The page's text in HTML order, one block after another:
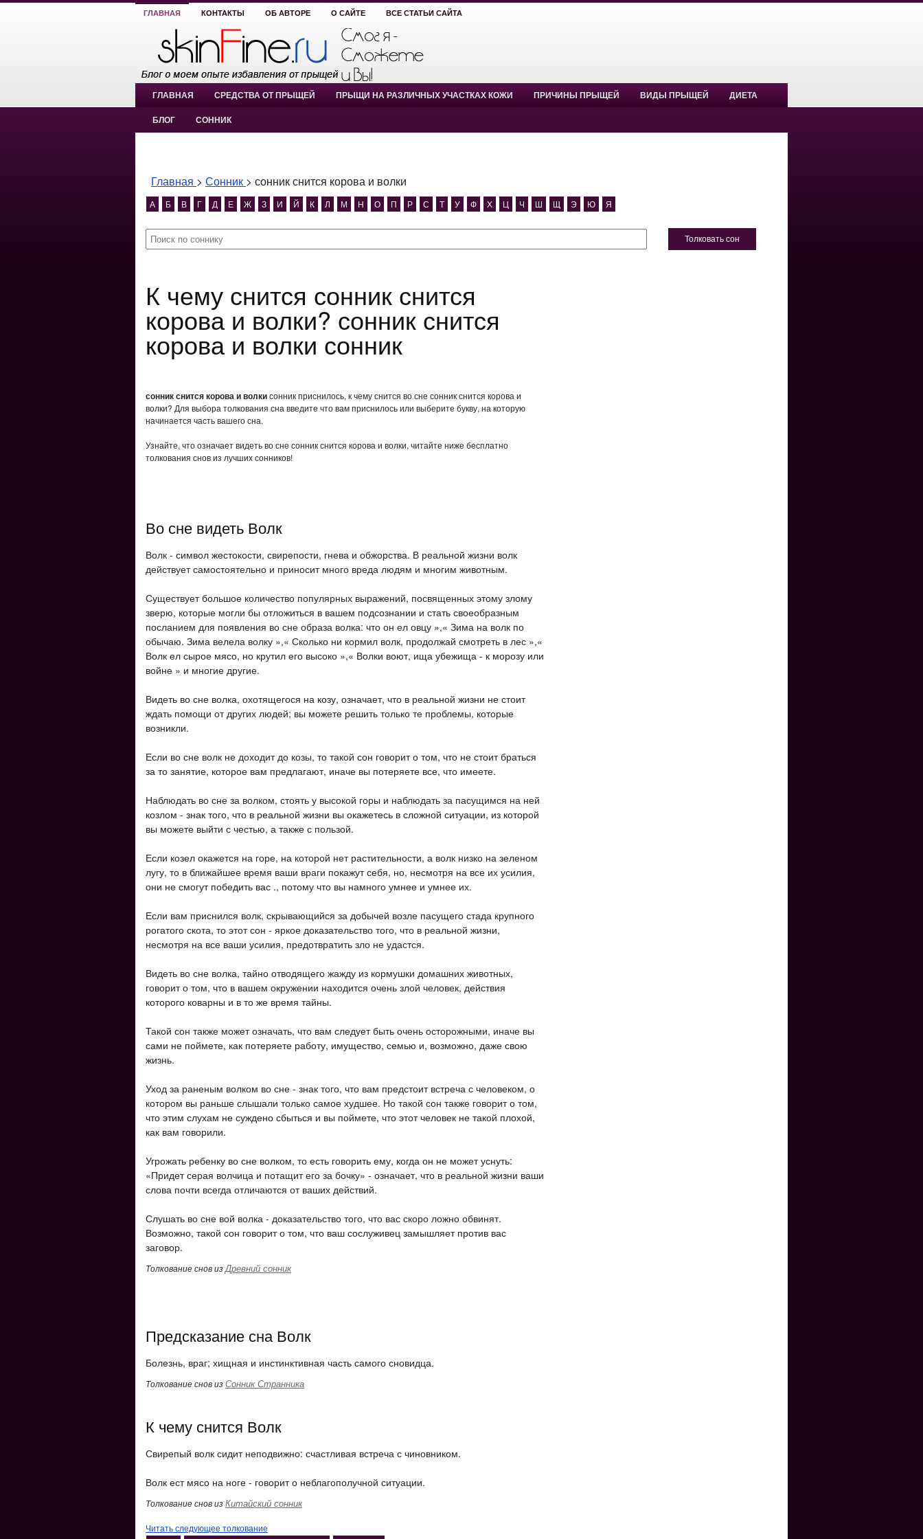
ГЛАВНАЯ КОНТАКТЫ ОБ АВТОРЕ О САЙТЕ ВСЕ СТАТЬИ САЙТА
ГЛАВНАЯ СРЕДСТВА ОТ ПРЫЩЕЙ ПРЫЩИ НА РАЗЛИЧНЫХ УЧАСТКАХ КОЖИ ПРИЧИНЫ ПРЫЩЕЙ ВИДЫ ПРЫЩЕЙ ДИЕТА
БЛОГ СОННИК
Главная > Сонник > сонник снится корова и волки
А Б В Г Д Е Ж З И Й К Л М Н О П Р С Т У Ф Х Ц Ч Ш Щ Э Ю Я
Толковать сон
К чему снится сонник снится
корова и волки? сонник снится
корова и волки сонник
сонник снится корова и волкисонник приснилось, к чему снится во сне сонник снится корова и
волки? Для выбора толкования сна введите что вам приснилось или выберите букву, на которую
начинается часть вашего сна.
Узнайте, что означает видеть во сне сонник снится корова и волки, читайте ниже бесплатно
толкования снов из лучших сонников!
Во сне видеть Волк
Волк - символ жестокости, свирепости, гнева и обжорства. В реальной жизни волк
действует самостоятельно и приносит много вреда людям и многим животным.
Существует большое количество популярных выражений, посвященных этому злому
зверю, которые могли бы отложиться в вашем подсознании и стать своеобразным
посланием для появления во сне образа волка: что он ел овцу »,« Зима на волк по
обычаю. Зима велела волку »,« Сколько ни кормил волк, продолжай смотреть в лес »,«
Волк ел сырое мясо, но крутил его высоко »,« Волки воют, ища убежища - к морозу или
войне » и многие другие.
Видеть во сне волка, охотящегося на козу, означает, что в реальной жизни не стоит
ждать помощи от других людей; вы можете решить только те проблемы, которые
возникли.
Если во сне волк не доходит до козы, то такой сон говорит о том, что не стоит браться
за то занятие, которое вам предлагают, иначе вы потеряете все, что имеете.
Наблюдать во сне за волком, стоять у высокой горы и наблюдать за пасущимся на ней
козлом - знак того, что в реальной жизни вы окажетесь в сложной ситуации, из которой
вы можете выйти с честью, а также с пользой.
Если козел окажется на горе, на которой нет растительности, а волк низко на зеленом
лугу, то в ближайшее время ваши враги покажут себя, но, несмотря на все их усилия,
они не смогут победить вас ., потому что вы намного умнее и умнее их.
Если вам приснился волк, скрывающийся за добычей возле пасущего стада крупного
рогатого скота, то этот сон - яркое доказательство того, что в реальной жизни,
несмотря на все ваши усилия, предотвратить зло не удастся.
Видеть во сне волка, тайно отводящего жажду из кормушки домашних животных,
говорит о том, что в вашем окружении находится очень злой человек, действия
которого коварны и в то же время тайны.
Такой сон также может означать, что вам следует быть очень осторожными, иначе вы
сами не поймете, как потеряете работу, имущество, семью и, возможно, даже свою
жизнь.
Уход за раненым волком во сне - знак того, что вам предстоит встреча с человеком, о
котором вы раньше слышали только самое худшее. Но такой сон также говорит о том,
что этим слухам не суждено сбыться и вы поймете, что этот человек не такой плохой,
как вам говорили.
Угрожать ребенку во сне волком, то есть говорить ему, когда он не может уснуть:
«Придет серая волчица и потащит его за бочку» - означает, что в реальной жизни ваши
слова почти всегда отличаются от ваших действий.
Слушать во сне вой волка - доказательство того, что вас скоро ложно обвинят.
Возможно, такой сон говорит о том, что ваш сослуживец замышляет против вас
заговор.
Толкование снов изДревний сонник
Предсказание сна Волк
Болезнь, враг; хищная и инстинктивная часть самого сновидца.
Толкование снов изСонник Странника
К чему снится Волк
Свирепый волк сидит неподвижно: счастливая встреча с чиновником.
Волк ест мясо на ноге - говорит о неблагополучной ситуации.
Толкование снов изКитайский сонник
Читать следующее толкование